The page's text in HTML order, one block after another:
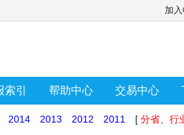
加
引 帮助中心 交易中心
2014 2013 2012 2011 [ 分省、行